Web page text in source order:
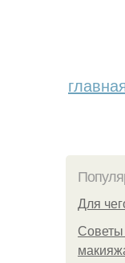
Для
Советы